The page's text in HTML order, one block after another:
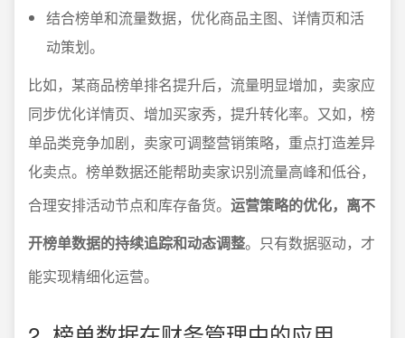
结合榜单和流量数据，优化商品主图、详情页和活
动策划。
比如，某商品榜单排名提升后，流量明显增加，卖家应
同步优化详情页、增加买家秀，提升转化率。又如，榜
单品类竞争加剧，卖家可调整营销策略，重点打造差异
化卖点。榜单数据还能帮助卖家识别流量高峰和低谷，
合理安排活动节点和库存备货。 运营策略的优化，离不
开榜单数据的持续追踪和动态调整。只有数据驱动，才
能实现精细化运营。